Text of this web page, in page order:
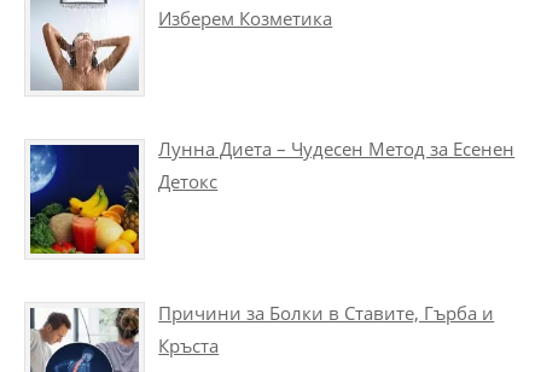
Изберем Козметика
Лунна Диета – Чудесен Метод за Есенен
Детокс
Причини за Болки в Ставите, Гърба и
Кръста